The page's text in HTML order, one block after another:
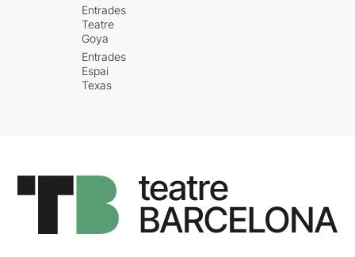
Entrades
Teatre
Goya
Entrades
Espai
Texas